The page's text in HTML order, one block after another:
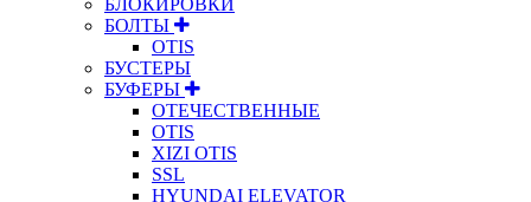
БОЛТЫ
OTIS
БУСТЕРЫ
БУФЕРЫ
ОТЕЧЕСТВЕННЫЕ
OTIS
XIZI OTIS
SSL
HYUNDAI ELEVATOR